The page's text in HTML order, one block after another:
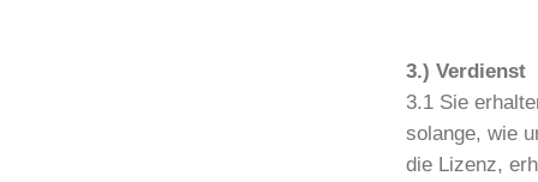
3.) Verdienst
3.1 Sie
solange, wie
die Lizenz,